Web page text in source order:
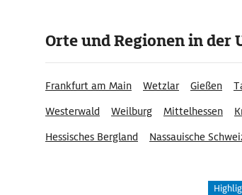
Orte und Regionen in der
Frankfurt am Main Wetzlar Gießen
Westerwald
Weilburg Mittelhessen
Hessisches Bergland
Nassauische